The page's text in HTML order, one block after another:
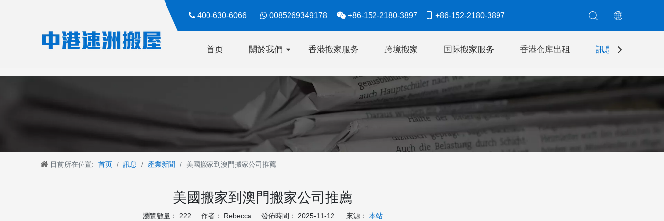
 400-630-6066  0085269349178  +86-152-2180-3897  +86-152-2180-3897​​​​​​​
首页 關於我們 香港搬家服务 跨境搬家 国际搬家服务 香港仓库出租 訊息
目前所在位置: 首页 / 訊息 / 產業新聞 / 美國搬家到澳門搬家公司推薦
美國搬家到澳門搬家公司推薦
瀏覽數量： 222 作者： Rebecca 發佈時間： 2025-11-12 來源： 本站